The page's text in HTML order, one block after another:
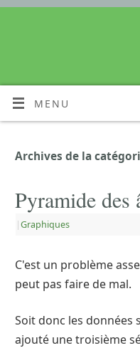
MENU
Archives de la
Pyramide des
|Graphiques
C'est un problème
peut pas faire de mal.
Soit donc les données
ajouté une troisième